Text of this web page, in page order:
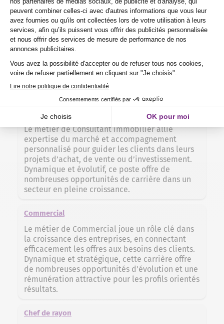
offre de solides perspe
Vendeur
Le métier de Vendeur allie expertise produit et
sens du service client pour garantir satisfaction
et fidélisation. Poste clé du commerce, il offre
de nombreuses opportunités d’évolution dans
un secteur dynamique et accessible.
Consultant immobilier
Le métier de Consultant immobilier allie
expertise du marché et accompagnement
personnalisé pour guider les clients dans leurs
projets d’achat, de vente ou d’investissement.
Dynamique et évolutif, ce poste offre de
nombreuses opportunités de carrière dans un
secteur en pleine croissance.
Commercial
Le métier de Commercial joue un rôle clé dans
la croissance des entreprises, en connectant
efficacement les offres aux besoins des clients.
Dynamique et stratégique, cette carrière offre
de nombreuses opportunités d’évolution et une
rémunération attractive pour les profils orientés
résultats.
Chef de rayon